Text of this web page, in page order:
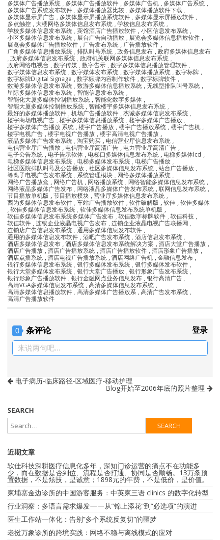
多媒体广告播放系统 , 多媒体广告播放软件 , 多媒体广告机 , 多媒体广告系统 ,
多媒体广告系统发布软件 , 多媒体播放器比较 , 多媒体播放软件下载 ,
多媒体显示屏广告 , 多媒体显示屏播放系统软件 , 多媒体显示屏播放软件 ,
多点触控 , 大楼网络多媒体信息发布系统 , 学校信息发布系统 ,
学校多媒体信息发布系统 , 宾馆酒店广告播放软件 , 小区信息发布系统 ,
小区多媒体信息发布系统 , 展台广告自动播放 , 展览会多媒体信息播放软件 ,
展览会多媒体广告播放软件 , 广告发布系统 , 广告播放软件 ,
广角多媒体信息播放系统 , 排队叫号系统 , 政务信息发布 , 政府多媒体信息发布
, 政府多媒体信息发布系统 , 政府机关联网多媒体信息发布系统 ,
政府网络电视台 , 数字传媒 , 数字告示 , 数字多媒体信息播放管理软件 ,
数字媒体信息发布系统 , 数字媒体发布系统 , 数字媒体播放系统 , 数字标牌 ,
数字标牌Digital Signage , 数字标牌内容制作软件 , 数字标牌软件 ,
数游多媒体信息发布系统 , 数游多媒体信息播放系统 , 无线型排队叫号系统 ,
星际多媒体信息发布系统 , 智能信息发布系统 ,
智能化大厦多媒体控制播放系统 , 智能化数字多媒体 ,
智能大厦多媒体控制播放系统 , 智能楼宇多媒体信息发布系统 ,
最好的多媒体播放软件 , 机场广告播放软件 , 杰诚多媒体信息发布系统 ,
楼宇商场电视广告 , 楼宇多媒体信息播放系统 , 楼宇多媒体广告播放 ,
楼宇多媒体广告播放 系统 , 楼宇广告播放 , 楼宇广告播放系统 , 楼宇广告机 ,
楼宇电视广告 , 楼宇电视广告播放 , 楼宇高清电视广告播放 ,
液晶多媒体广告发布系统 , 淘宝购买 , 电信营业厅信息发布系统 ,
电信营业厅广告播放 , 电信营业厅高清广告 , 电力营业厅高清广告 ,
电子公告系统 , 电子告示软体 , 电梯口多媒体信息发布系统 , 电梯多媒体lcd ,
电梯多媒体信息发布系统 , 电梯多媒体发布系统 , 电梯广告播放 ,
社区医院排队叫号及公告播放 , 社区多媒体信息发布系统 , 站台广告播放 ,
等离子电视广告发布系统 , 系统管理模块 , 网络多媒体播放系统 ,
网络广告播放盒 , 网络广告机 , 网络播放系统 , 网络智能多媒体信息发布系统 ,
网络液晶多媒体广告发布 , 网络液晶多媒体广告发布系统 , 联网信息发布系统 ,
节目播放单机版 , 节目播放模块 , 营业厅多媒体信息发布系统 ,
西为多媒体信息发布软件 , 车站广告播放软件 , 软件破解版 , 软佳 , 软佳多媒体
, 软佳多媒体信息发布系统 , 软佳多媒体信息发布系统单机版 ,
软佳多媒体信息发布系统多媒体广告发布 , 软佳数字标牌软件 , 软佳科技 ,
软佳软件 , 连锁企业液晶电视广告发布 , 连锁企业液晶电视广告联播网 ,
连锁店广告信息发布系统 , 通用多媒体信息发布软件 ,
通用的多媒体信息发布软件 , 酒吧广告发布系统 , 酒店信息发布系统 ,
酒店多媒体信息发布 , 酒店多媒体信息发布系统解决方案 , 酒店大堂广告播放 ,
酒店广告播放 , 酒店广告播放系统 , 酒店广告播放软件 , 酒店形象广告播放 ,
酒店点播系统 , 酒店电视广告播放系统 , 酒店网络广告机 , 金融信息发布 ,
银行多媒体信息发布系统 , 银行多媒体发布系统 , 银行多媒体发布软件 ,
银行大堂多媒体发布系统 , 银行大堂广告播放 , 银行形象广告发布系统 ,
银行形象广告播放软件 , 银行金融网点业务信息发布 , 银行高清广告 ,
高清VGA多媒体信息发布系统 , 高清多媒体信息发布系统 ,
高清多媒体信息播放软件 , 高清多媒体广告播放系 , 高清广告发布系统 ,
高清广告播放软件
0 条评论 登录
来说两句吧...
电子病历-临床路径-区域医疗-移动护理
Blog开始至2006年底的照片整理
SEARCH
近期文章
软佳科技深耕医疗信息化多年，深知门诊运营的痛点不在功能多
少，而在数据是否到位、流程是否打通、协同是否顺畅。13万条预
置数据，不是炫技，是诚意；1898元的年费，不是低价，是价值。
柬埔寨金边诊所的中国游客服务：中英柬三语 clinics 的数字化转型
行业洞察：多语言需求爆发——从”锦上添花”到”必选项”的演进
医生工作站一体化：告别”多个系统反复切”的噩梦
老挝万象诊所的跨境实践：网络不稳与离线模式的应对